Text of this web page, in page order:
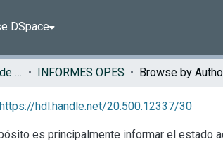
DSpace
Oficina de Planificación de la Educación Superior (OPES) INFORMES OPES Browse by
https://hdl.handle.net/20.500.12337/30
es principalmente informar el estado